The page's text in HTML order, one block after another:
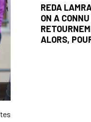
REDA
ON A
ALORS,